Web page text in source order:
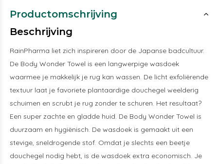
Productomschrijving
Beschrijving
RainPharma liet zich inspireren door de Japanse badcultuur.
De Body Wonder Towel is een langwerpige wasdoek
waarmee je makkelijk je rug kan wassen. De licht exfoliërende
textuur laat je favoriete plantaardige douchegel weelderig
schuimen en scrubt je rug zonder te schuren. Het resultaat?
Een super zachte en gladde huid. De Body Wonder Towel is
duurzaam en hygiënisch. De wasdoek is gemaakt uit een
stevige, sneldrogende stof. Omdat je slechts een beetje
douchegel nodig hebt, is de wasdoek extra economisch. Je